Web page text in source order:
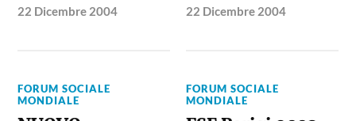
22 Dicembre 2004 22 Dicembre 2004
FORUM SOCIALE
MONDIALE
FORUM SOCIALE
MONDIALE